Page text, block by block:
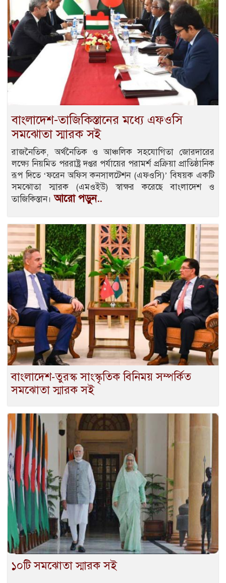
বাংলাদেশ-তাজিকিস্তানের মধ্যে এফওসি
সমঝোতা স্মারক সই
রাজনৈতিক, অর্থনৈতিক ও আঞ্চলিক সহযোগিতা জোরদারের
লক্ষ্যে নিয়মিত পররাষ্ট্র দপ্তর পর্যায়ের পরামর্শ প্রক্রিয়া প্রাতিষ্ঠানিক
রূপ দিতে ‘ফরেন অফিস কনসালটেশন (এফওসি)’ বিষয়ক একটি
সমঝোতা স্মারক (এমওইউ) স্বাক্ষর করেছে বাংলাদেশ ও
তাজিকিস্তান।আরো পড়ুন..
বাংলাদেশ-তুরস্ক সাংস্কৃতিক বিনিময় সম্পর্কিত
সমঝোতা স্মারক সই
১০টি সমঝোতা স্মারক সই